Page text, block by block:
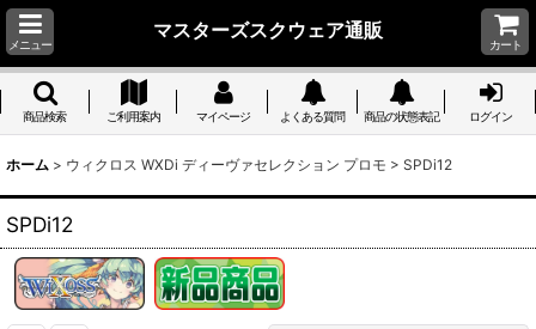
メニュー
マスターズスクウェア通販
カート
商品検索 ご利用案内 マイページ よくある質問 商品の状態表記 ログイン
ホーム > ウィクロス WXDi ディーヴァセレクション プロモ > SPDi12
SPDi12